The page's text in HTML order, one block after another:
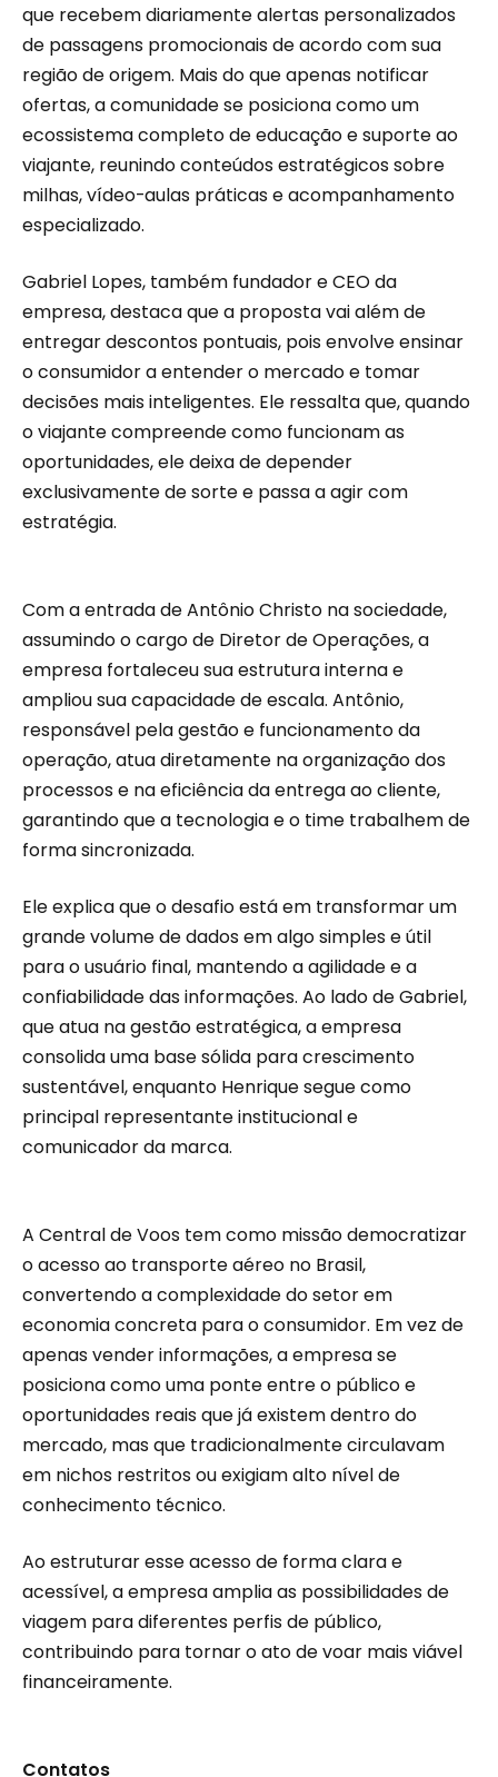
que recebem diariamente alertas personalizados
de passagens promocionais de acordo com sua
região de origem. Mais do que apenas notificar
ofertas, a comunidade se posiciona como um
ecossistema completo de educação e suporte ao
viajante, reunindo conteúdos estratégicos sobre
milhas, vídeo-aulas práticas e acompanhamento
especializado.
Gabriel Lopes, também fundador e CEO da
empresa, destaca que a proposta vai além de
entregar descontos pontuais, pois envolve ensinar
o consumidor a entender o mercado e tomar
decisões mais inteligentes. Ele ressalta que, quando
o viajante compreende como funcionam as
oportunidades, ele deixa de depender
exclusivamente de sorte e passa a agir com
estratégia.
Com a entrada de Antônio Christo na sociedade,
assumindo o cargo de Diretor de Operações, a
empresa fortaleceu sua estrutura interna e
ampliou sua capacidade de escala. Antônio,
responsável pela gestão e funcionamento da
operação, atua diretamente na organização dos
processos e na eficiência da entrega ao cliente,
garantindo que a tecnologia e o time trabalhem de
forma sincronizada.
Ele explica que o desafio está em transformar um
grande volume de dados em algo simples e útil
para o usuário final, mantendo a agilidade e a
confiabilidade das informações. Ao lado de Gabriel,
que atua na gestão estratégica, a empresa
consolida uma base sólida para crescimento
sustentável, enquanto Henrique segue como
principal representante institucional e
comunicador da marca.
A Central de Voos tem como missão democratizar
o acesso ao transporte aéreo no Brasil,
convertendo a complexidade do setor em
economia concreta para o consumidor. Em vez de
apenas vender informações, a empresa se
posiciona como uma ponte entre o público e
oportunidades reais que já existem dentro do
mercado, mas que tradicionalmente circulavam
em nichos restritos ou exigiam alto nível de
conhecimento técnico.
Ao estruturar esse acesso de forma clara e
acessível, a empresa amplia as possibilidades de
viagem para diferentes perfis de público,
contribuindo para tornar o ato de voar mais viável
financeiramente.
Contatos